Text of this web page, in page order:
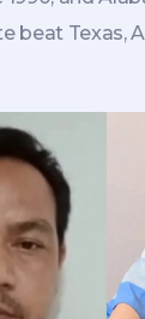
beat Texas,
to move.